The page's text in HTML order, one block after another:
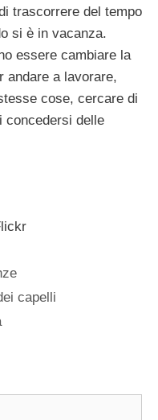
trascorrere del tempo
si è in vacanza.
essere cambiare la
andare a lavorare,
cose, cercare di
concedersi delle
capelli